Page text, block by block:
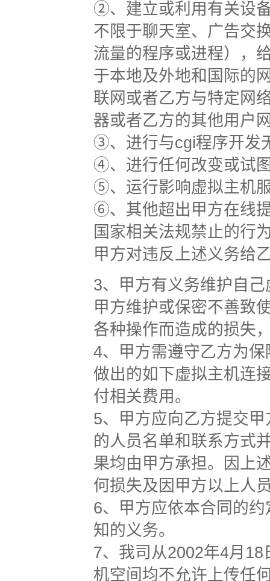
②、建立或利用有关设
不限于聊天室、广告交
流量的程序或进程），
于本地及外地和国际的
联网或者乙方与特定网
器或者乙方的其他用户
③、进行与cgi程序开发
④、进行任何改变或试
⑤、运行影响虚拟主机
⑥、其他超出甲方在线
国家相关法规禁止的行
甲方对违反上述义务给
3、甲方有义务维护自
甲方维护或保密不善致
各种操作而造成的损失
4、甲方需遵守乙方为
做出的如下虚拟主机连
付相关费用。
5、甲方应向乙方提交
的人员名单和联系方式
果均由甲方承担。因上
何损失及因甲方以上人
6、甲方应依本合同的
知的义务。
7、我司从2002年4月
机空间均不允许上传任